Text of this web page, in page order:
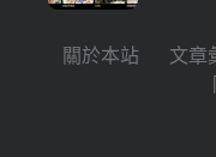
關於本站 文章